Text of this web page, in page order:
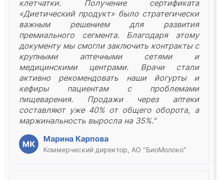
клетчатки. Получение сертификата
«Диетический продукт» было стратегически
важным решением для развития
премиального сегмента. Благодаря этому
документу мы смогли заключить контракты с
крупными аптечными сетями и
медицинскими центрами. Врачи стали
активно рекомендовать наши йогурты и
кефиры пациентам с проблемами
пищеварения. Продажи через аптеки
составляют уже 40% от общего оборота, а
маржинальность выросла на 35%."
МК
Марина Карпова
Коммерческий директор, АО "БиоМолоко"